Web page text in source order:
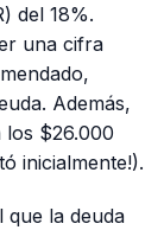
del 18%.
una cifra
Además,
los $26.000
inicialmente!).
que la deuda